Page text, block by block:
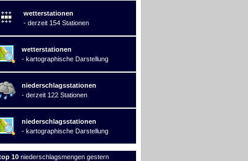
wetterstationen
- derzeit 154 Stationen
wetterstationen
- kartographische Darstellung
niederschlagsstationen
- derzeit 122 Stationen
niederschlagsstationen
- kartographische Darstellung
10 niederschlagsmengen gestern